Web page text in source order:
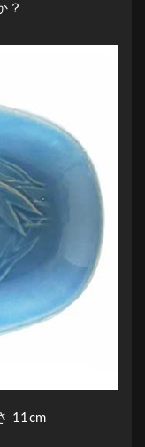
？
11cm